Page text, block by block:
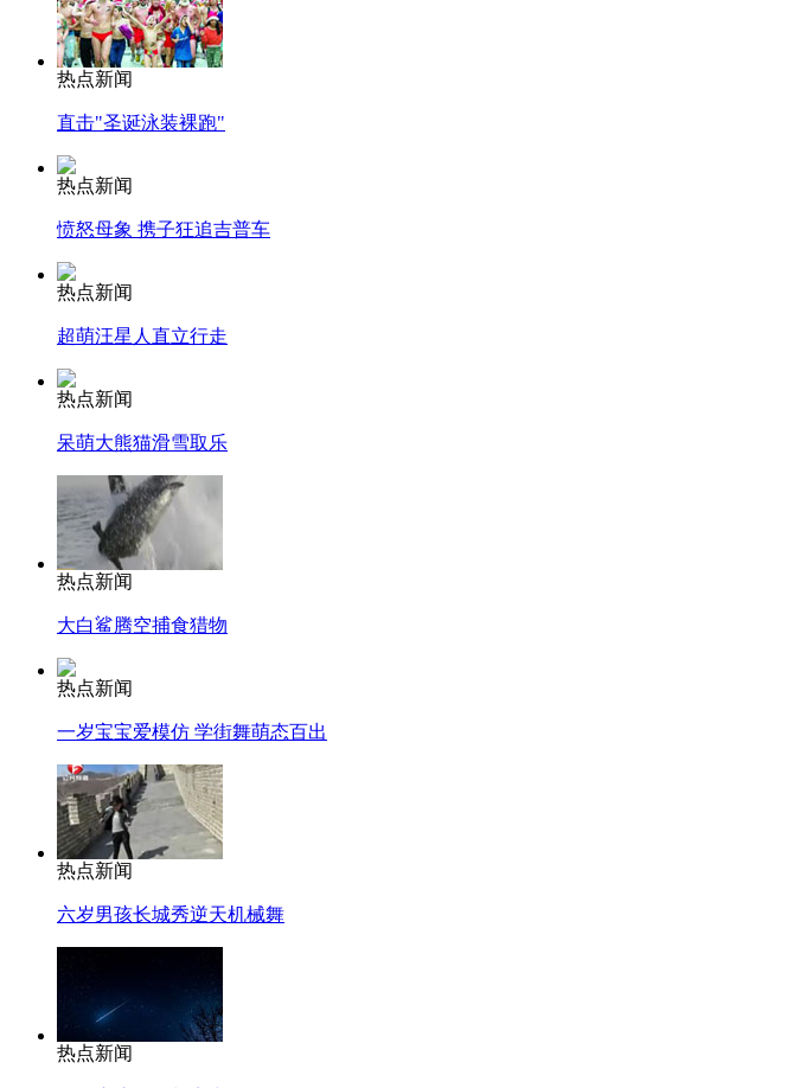
热点新闻
直击"圣诞泳装裸跑"
热点新闻
愤怒母象 携子狂追吉普车
热点新闻
超萌汪星人直立行走
热点新闻
呆萌大熊猫滑雪取乐
热点新闻
大白鲨腾空捕食猎物
热点新闻
一岁宝宝爱模仿 学街舞萌态百出
热点新闻
六岁男孩长城秀逆天机械舞
热点新闻